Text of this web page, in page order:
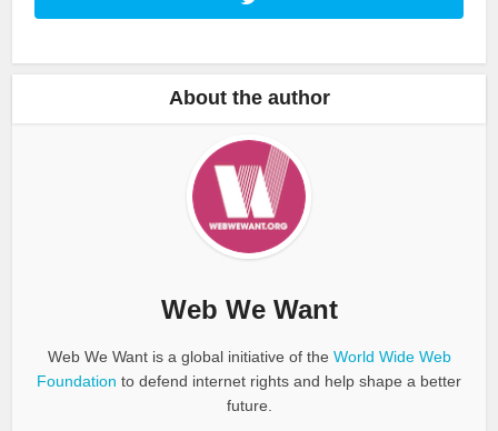
About the author
Web We Want
Web We Want is a global initiative of the World Wide Web
Foundation to defend internet rights and help shape a better
future.